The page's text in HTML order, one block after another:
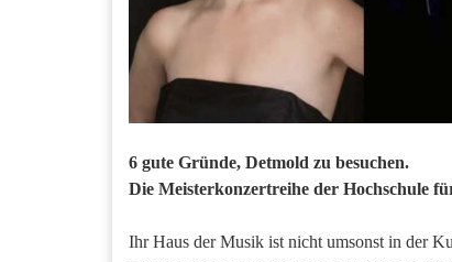
6 gute Gründe, Detmold zu besuchen.
Die Meisterkonzertreihe der Hochschule
Ihr Haus der Musik ist nicht umsonst in der